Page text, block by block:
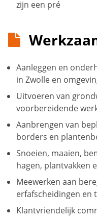
zijn een pré
Aanleggen en
in Zwolle en
Uitvoeren van
voorbereidende
Aanbrengen van
borders en
Snoeien, maaien,
hagen, plantvakken
Meewerken aan
erfafscheidingen en
Klantvriendelijk